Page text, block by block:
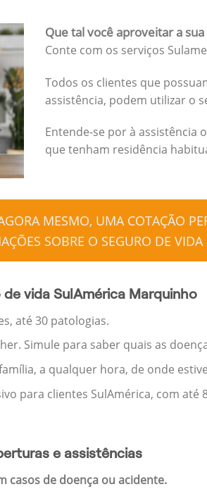
Que tal você aproveitar a
Conte com os serviços
Todos os clientes que
assistência, podem utilizar o
Entende-se por à assistência
que tenham residência
MESMO, UMA COTAÇÃO
SOBRE O SEGURO DE VIDA
vida SulAmérica Marquinho
até 30 patologias.
Simule para saber quais as
a qualquer hora, de onde
para clientes SulAmérica, com
e assistências
casos de doença ou acidente.